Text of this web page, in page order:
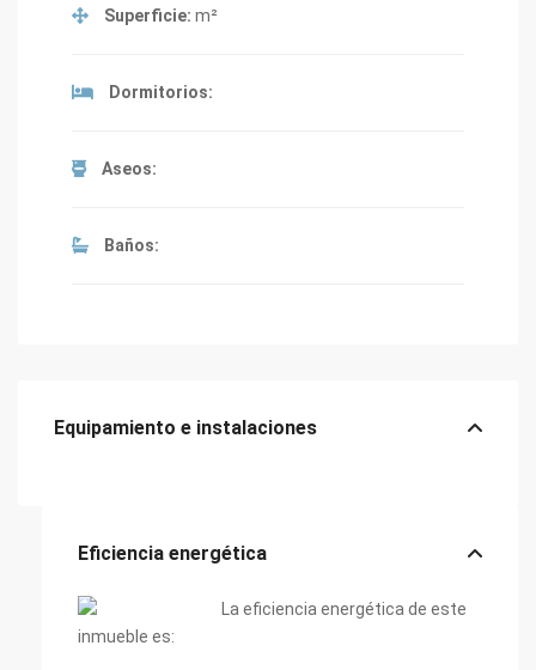
Superficie: m²
Dormitorios:
Aseos:
Baños:
Equipamiento e instalaciones
Eficiencia energética
La eficiencia energética de este
inmueble es: